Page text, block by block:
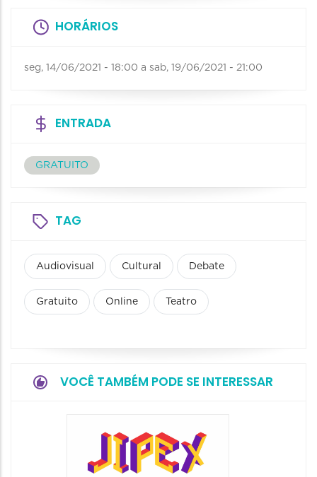
HORÁRIOS
seg, 14/06/2021 - 18:00 a sab, 19/06/2021 - 21:00
ENTRADA
GRATUITO
TAG
Audiovisual Cultural Debate
Gratuito Online Teatro
VOCÊ TAMBÉM PODE SE INTERESSAR